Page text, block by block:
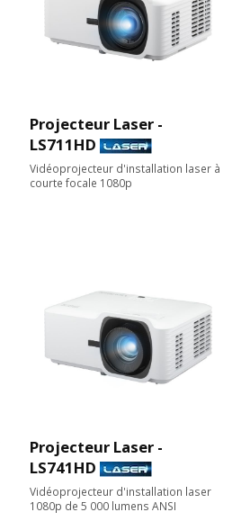
Projecteur Laser -
LS711HD
Vidéoprojecteur d'installation laser à
courte focale 1080p
Projecteur Laser -
LS741HD
Vidéoprojecteur d'installation laser
1080p de 5 000 lumens ANSI